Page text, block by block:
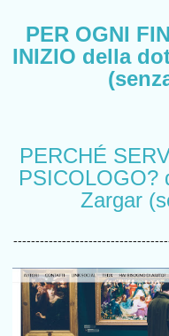
PER OGNI
INIZIO della
PERCHÉ
PSICOLOGO?
Zargar